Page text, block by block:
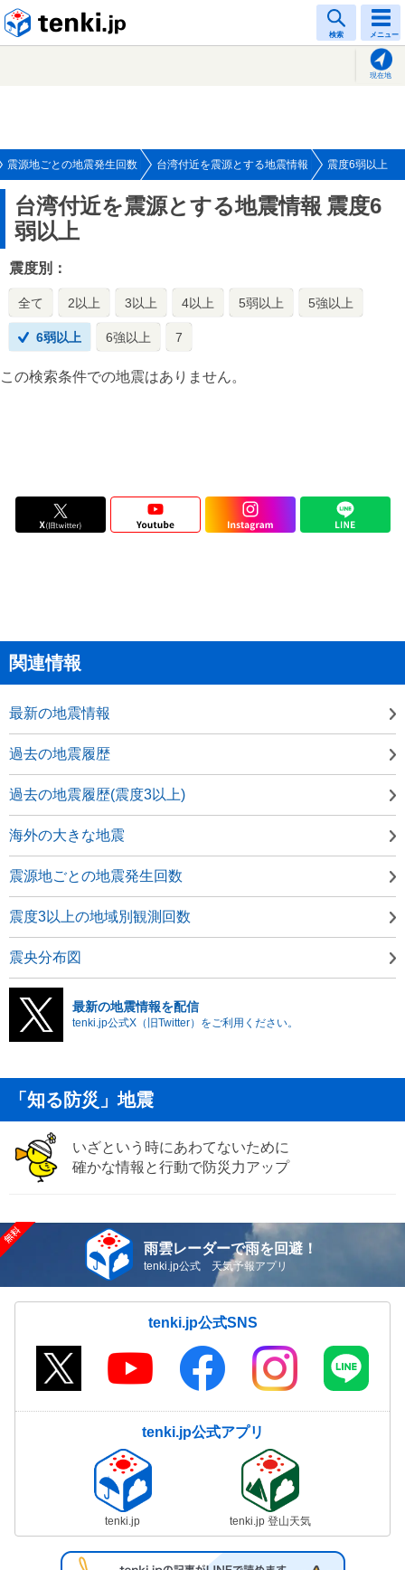
検索 メニュー
現在地
震源地ごとの地震発生回数 台湾付近を震源とする地震情報 震度6弱以上
台湾付近を震源とする地震情報 震度6
弱以上
震度別：
全て 2以上 3以上 4以上 5弱以上 5強以上
6弱以上 6強以上 7
この検索条件での地震はありません。
関連情報
最新の地震情報
過去の地震履歴
過去の地震履歴(震度3以上)
海外の大きな地震
震源地ごとの地震発生回数
震度3以上の地域別観測回数
震央分布図
最新の地震情報を配信
tenki.jp公式X（旧Twitter）をご利用ください。
「知る防災」地震
いざという時にあわてないために
確かな情報と行動で防災力アップ
雨雲レーダーで雨を回避！
tenki.jp公式 天気予報アプリ
tenki.jp公式SNS
tenki.jp公式アプリ
tenki.jp tenki.jp 登山天気